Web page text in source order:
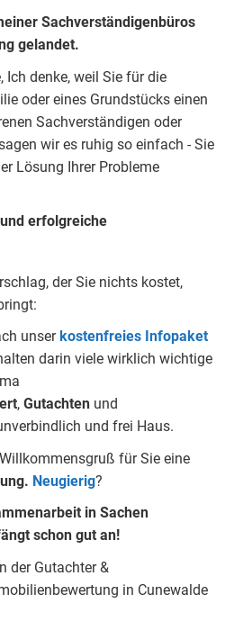
Sachverständigenbüros
gelandet.
Ich denke, weil Sie für die
oder eines Grundstücks einen
Sachverständigen oder
wir es ruhig so einfach - Sie
Lösung Ihrer Probleme
erfolgreiche
der Sie nichts kostet,
unser kostenfreies Infopaket
darin viele wirklich wichtige
, Gutachten und
und frei Haus.
für Sie eine
Neugierig?
in Sachen
schon gut an!
der Gutachter &
in Cunewalde